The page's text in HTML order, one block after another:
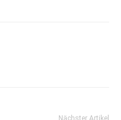
Nächster Artikel